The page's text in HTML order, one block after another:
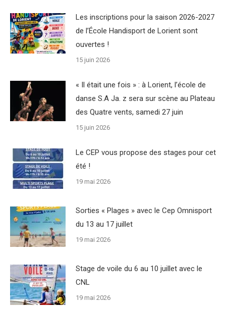
Les inscriptions pour la saison 2026-2027
de l’École Handisport de Lorient sont
ouvertes !
15 juin 2026
« Il était une fois » : à Lorient, l’école de
danse S.A Ja. z sera sur scène au Plateau
des Quatre vents, samedi 27 juin
15 juin 2026
Le CEP vous propose des stages pour cet
été !
19 mai 2026
Sorties « Plages » avec le Cep Omnisport
du 13 au 17 juillet
19 mai 2026
Stage de voile du 6 au 10 juillet avec le
CNL
19 mai 2026